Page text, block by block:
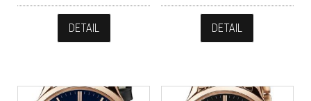
DETAIL DETAIL